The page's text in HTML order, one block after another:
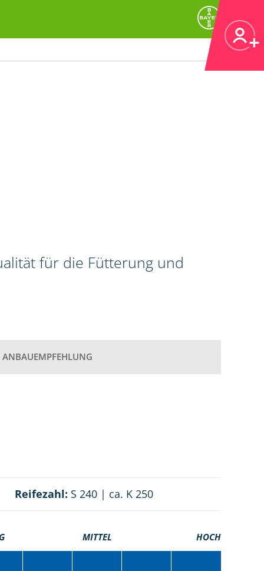
für die Fütterung und
ANBAUEMPFEHLUNG
Reifezahl: S 240 | ca. K 250
MITTEL HOCH